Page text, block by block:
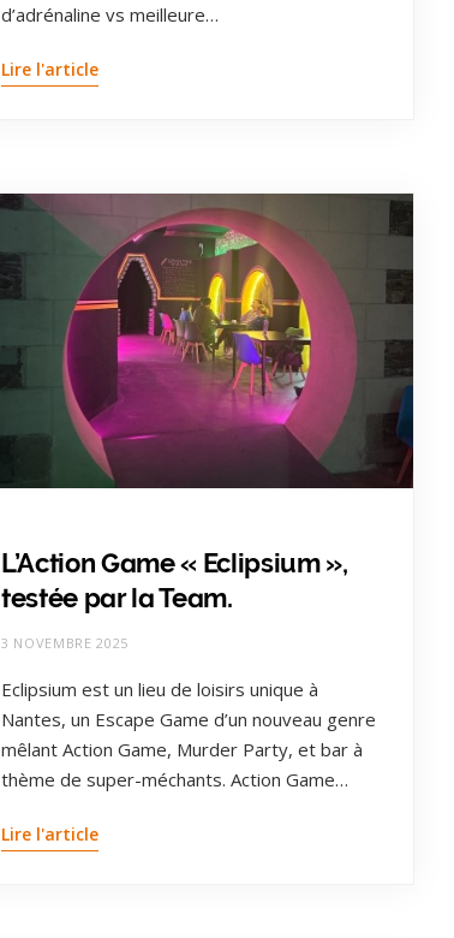
d’adrénaline vs meilleure…
Lire l'article
L’Action Game « Eclipsium »,
testée par la Team.
3 NOVEMBRE 2025
Eclipsium est un lieu de loisirs unique à
Nantes, un Escape Game d’un nouveau genre
mêlant Action Game, Murder Party, et bar à
thème de super-méchants. Action Game…
Lire l'article